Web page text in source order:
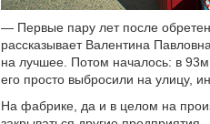
— Первые пару лет после
рассказывает Валентина
на лучшее. Потом началось: в
его просто выбросили на улицу,
На фабрике, да и в целом на